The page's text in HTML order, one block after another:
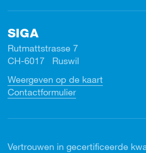
SIGA
Rutmattstrasse 7
CH-6017 Ruswil
Weergeven op de kaart
Contactformulier
Vertrouwen in gecertificeerde